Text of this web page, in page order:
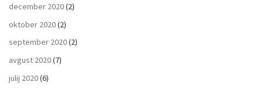
december 2020(2)
oktober 2020(2)
september 2020(2)
avgust 2020(7)
julij 2020(6)